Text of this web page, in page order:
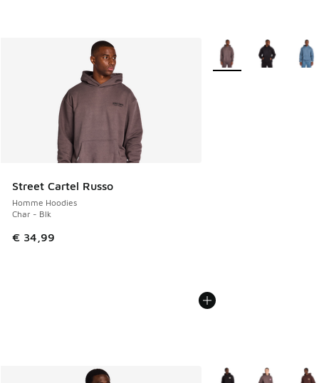
Street Cartel Russo
Homme Hoodies
Char - Blk
€ 34,99
Plus de couleurs
Plus de couleurs